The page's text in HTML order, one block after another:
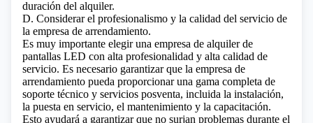
duración del alquiler.
D. Considerar el profesionalismo y la calidad del servicio de
la empresa de arrendamiento.
Es muy importante elegir una empresa de alquiler de
pantallas LED con alta profesionalidad y alta calidad de
servicio. Es necesario garantizar que la empresa de
arrendamiento pueda proporcionar una gama completa de
soporte técnico y servicios posventa, incluida la instalación,
la puesta en servicio, el mantenimiento y la capacitación.
Esto ayudará a garantizar que no surjan problemas durante el